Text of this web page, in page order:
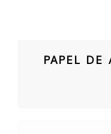
PAPEL DE